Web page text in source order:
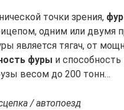
точки зрения,
одним или двумя
является тягач, от
фуры и
весом до 200 тонн…
/ автопоезд